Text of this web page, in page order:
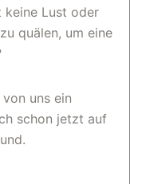
keine Lust oder
quälen, um eine
uns ein
schon jetzt auf